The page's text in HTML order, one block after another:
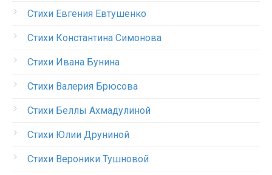
Стихи Евгения Евтушенко
Стихи Константина Симонова
Стихи Ивана Бунина
Стихи Валерия Брюсова
Стихи Беллы Ахмадулиной
Стихи Юлии Друниной
Стихи Вероники Тушновой